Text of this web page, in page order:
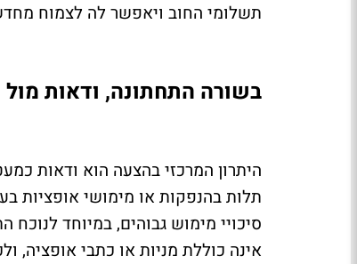
תשלומי החוב ויאפשר לה לצמוח
בשורה התחתונה, ודאות מול
היתרון המרכזי בהצעה הוא ודאות
תלות בהנפקות או מימושי אופציות
סיכויי מימוש גבוהים, במיוחד
אינה כוללת מניות או כתבי אופציה,